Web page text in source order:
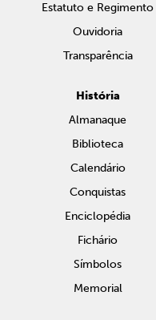
Estatuto e Regimento
Ouvidoria
Transparência
História
Almanaque
Biblioteca
Calendário
Conquistas
Enciclopédia
Fichário
Símbolos
Memorial